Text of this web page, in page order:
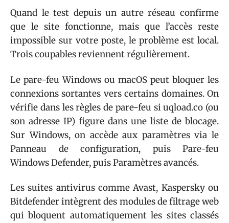
Quand le test depuis un autre réseau confirme
que le site fonctionne, mais que l’accès reste
impossible sur votre poste, le problème est local.
Trois coupables reviennent régulièrement.
Le pare-feu Windows ou macOS peut bloquer les
connexions sortantes vers certains domaines. On
vérifie dans les règles de pare-feu si uqload.co (ou
son adresse IP) figure dans une liste de blocage.
Sur Windows, on accède aux paramètres via le
Panneau de configuration, puis Pare-feu
Windows Defender, puis Paramètres avancés.
Les suites antivirus comme Avast, Kaspersky ou
Bitdefender intègrent des modules de filtrage web
qui bloquent automatiquement les sites classés